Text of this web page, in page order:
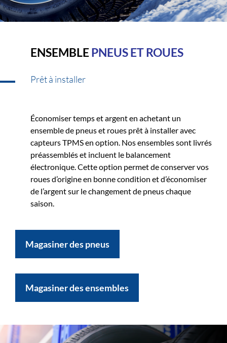
ENSEMBLEPNEUS ET ROUES
Prêt à installer
Économiser temps et argent en achetant un
ensemble de pneus et roues prêt à installer avec
capteurs TPMS en option. Nos ensembles sont livrés
préassemblés et incluent le balancement
électronique. Cette option permet de conserver vos
roues d’origine en bonne condition et d’économiser
de l’argent sur le changement de pneus chaque
saison.
Magasiner des pneus
Magasiner des ensembles